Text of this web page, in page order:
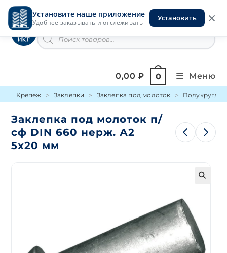
Установите наше приложение
Удобнее заказывать и отслеживать
Установить
Перейти
содержимомуИнструменты на Горской
товаров
0,00₽ 0 Меню
Крепеж Заклепки Заклепка под молоток
Заклепка под молоток п/
сф DIN 660 нерж. А2
5х20 мм